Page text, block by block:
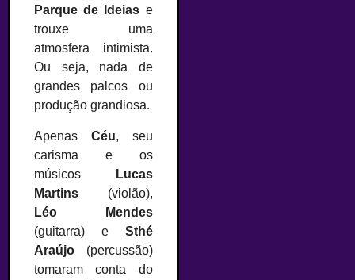
Parque de Ideias e
trouxe uma
atmosfera intimista.
Ou seja, nada de
grandes palcos ou
produção grandiosa.
Apenas Céu, seu
carisma e os
músicos
Lucas
Martins (violão),
Léo Mendes
(guitarra) e Sthé
Araújo (percussão)
tomaram conta do